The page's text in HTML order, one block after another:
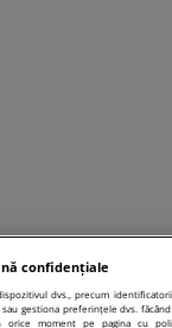
confidențiale
dvs., precum
gestiona preferințele dvs. făcând
moment pe pagina cu